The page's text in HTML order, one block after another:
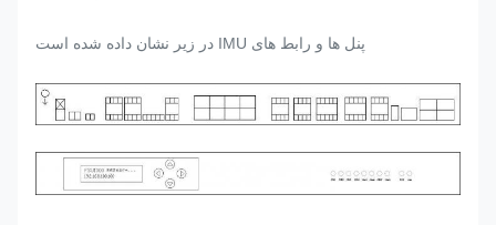
پنل ها و رابط های IMU در زیر نشان داده شده است